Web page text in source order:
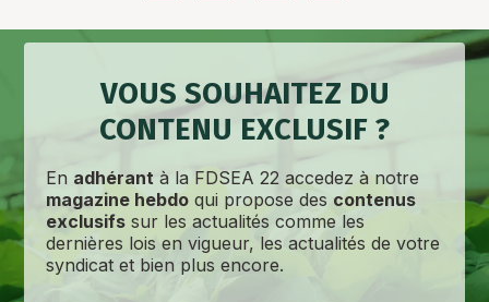
VOUS SOUHAITEZ DU
CONTENU EXCLUSIF ?
En adhérant à la FDSEA 22 accedez à notre
magazine hebdo qui propose des contenus
exclusifs sur les actualités comme les
dernières lois en vigueur, les actualités de votre
syndicat et bien plus encore.